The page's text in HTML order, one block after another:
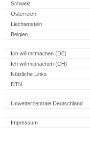
Schweiz
Österreich
Liechtenstein
Belgien
Ich will mitmachen (DE)
Ich will mitmachen (CH)
Nützliche Links
DTN
Unwetterzentrale Deutschland
Impressum